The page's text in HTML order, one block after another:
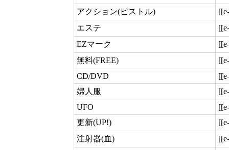
アクション(ピストル)
エステ
EZマーク
無料(FREE)
CD/DVD
婦人服
UFO
更新(UP!)
注射器(血)